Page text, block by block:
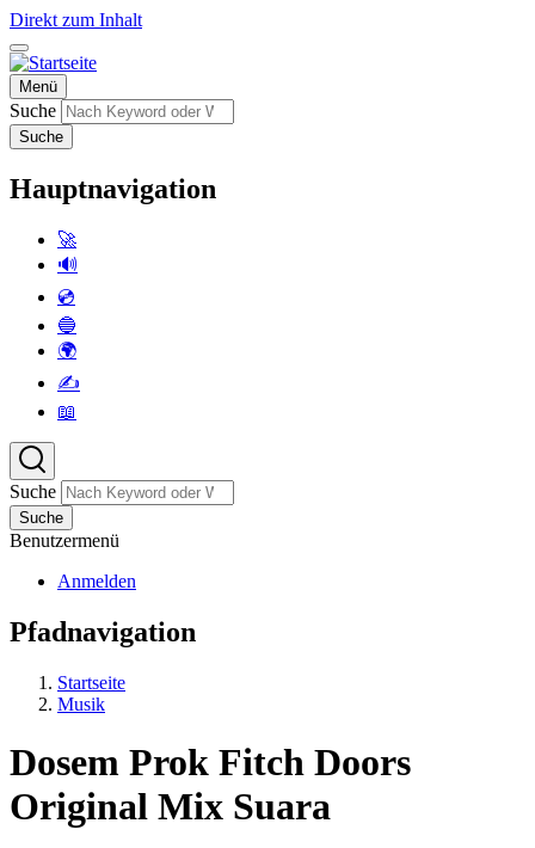
Direkt zum Inhalt
Menü
Suche
Suche
Hauptnavigation
🚀
🔊
💿
🔵
🌍
✍️
📖
Suche
Suche
Benutzermenü
Anmelden
Pfadnavigation
Startseite
Musik
Dosem Prok Fitch Doors
Original Mix Suara